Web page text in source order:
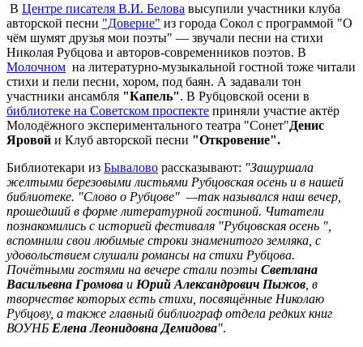
В Центре писателя В.И. Белова высупили участники клуба
авторской песни "Доверие" из города Сокол с программой "О
чём шумят друзья мои поэты" — звучали песни на стихи
Николая Рубцова и авторов-современников поэтов. В
Молочном на литературно-музыкальной гостной тоже читали
стихи и пели песни, хором, под баян. А задавали тон
участники ансамбля "Капель". В Рубцовской осени в
библиотеке на Советском проспекте приняли участие актёр
Молодёжного экспериментального театра "Сонет"Денис
Яровой и Клуб авторской песни "Откровение".
Библиотекари из Бывалово рассказывают: "Зашуршала
желтыми березовыми листьями Рубцовская осень и в нашей
библиотеке. "Слово о Рубцове" —так назывался наш вечер,
прошедший в форме литературной гостиной. Читатели
познакомились с историей фестиваля "Рубцовская осень ",
вспомнили свои любимые строки знаменитого земляка, с
удовольствием слушали романсы на стихи Рубцова.
Почётными гостями на вечере стали поэты Светлана
Васильевна Громова и Юрий Александрович Пыжов , в
творчестве которых есть стихи, посвящённые Николаю
Рубцову, а также главный библиограф отдела редких книг
ВОУНБ Елена Леонидовна Демидова".